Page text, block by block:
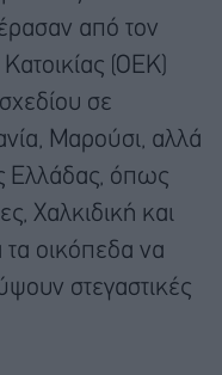
από τον
(ΟΕΚ)
σε
Μαρούσι, αλλά
Ελλάδας, όπως
Χαλκιδική και
τα οικόπεδα να
στεγαστικές